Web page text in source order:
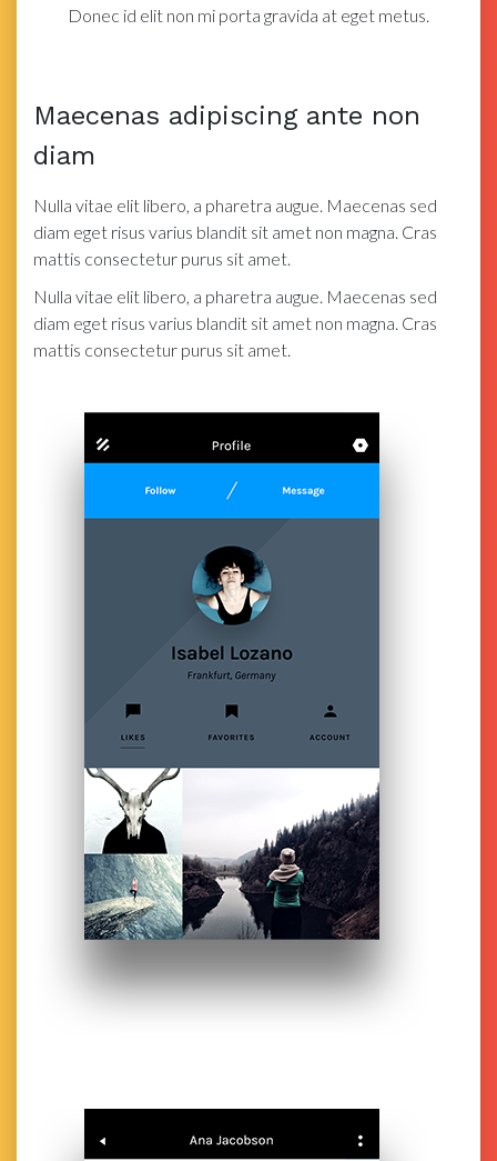
Donec id elit non mi porta gravida at eget metus.
Maecenas adipiscing ante non
diam
Nulla vitae elit libero, a pharetra augue. Maecenas sed
diam eget risus varius blandit sit amet non magna. Cras
mattis consectetur purus sit amet.
Nulla vitae elit libero, a pharetra augue. Maecenas sed
diam eget risus varius blandit sit amet non magna. Cras
mattis consectetur purus sit amet.